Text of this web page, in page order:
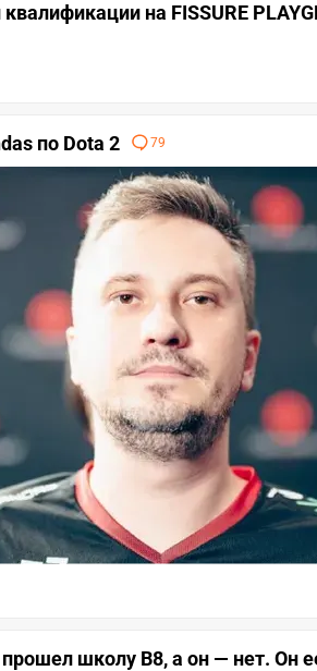
на FISSURE
по Dota 2 79
школу B8, а он — нет. Он